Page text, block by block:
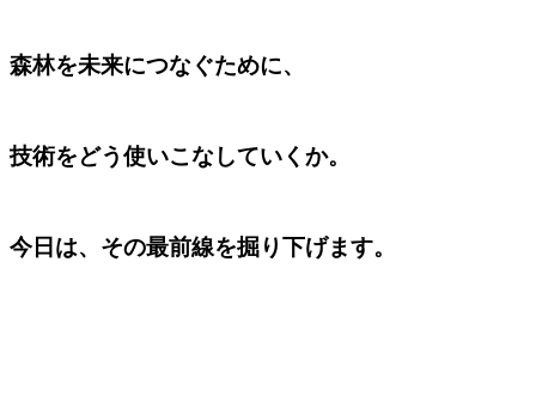
森林を未来につなぐために、
技術をどう使いこなしていくか。
今日は、その最前線を掘り下げます。